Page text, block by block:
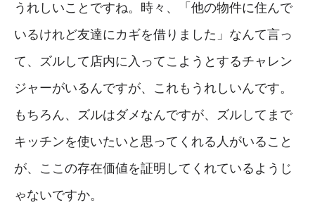
うれしいことですね。時々、「他の物件に住んで
いるけれど友達にカギを借りました」なんて言っ
て、ズルして店内に入ってこようとするチャレン
ジャーがいるんですが、これもうれしいんです。
もちろん、ズルはダメなんですが、ズルしてまで
キッチンを使いたいと思ってくれる人がいること
が、ここの存在価値を証明してくれているようじ
ゃないですか。